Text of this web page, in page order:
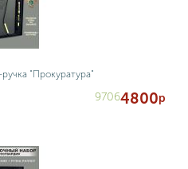
"Прокуратура"
97064800р